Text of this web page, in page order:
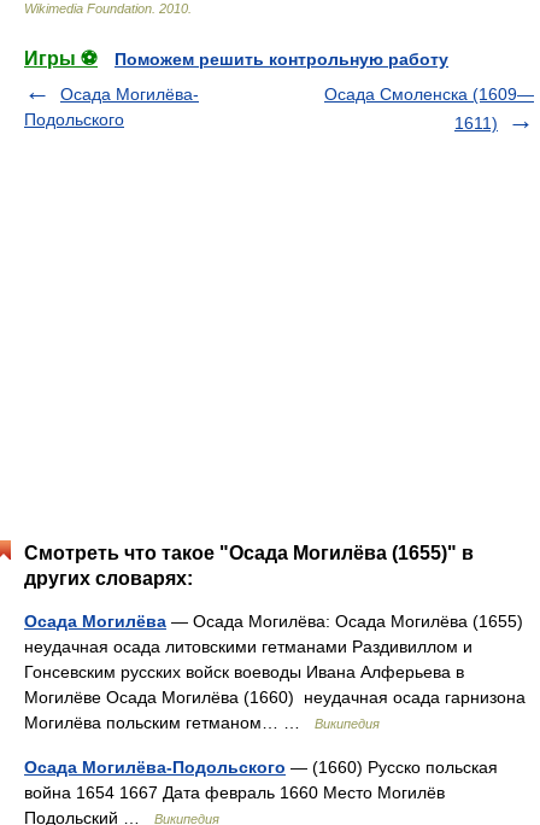
Wikimedia Foundation 2010
Игры ⚽
Поможем решить контрольную работу
Осада Могилёва-
Подольского
Осада Смоленска (1609—
1611)
Смотреть что такое "Осада Могилёва (1655)" в
других словарях:
Осада Могилёва — Осада Могилёва: Осада Могилёва (1655)
неудачная осада литовскими гетманами Раздивиллом и
Гонсевским русских войск воеводы Ивана Алферьева в
Могилёве Осада Могилёва (1660) неудачная осада гарнизона
Могилёва польским гетманом… …
Википедия
Осада Могилёва-Подольского — (1660) Русско польская
война 1654 1667 Дата февраль 1660 Место Могилёв
Подольский …
Википедия